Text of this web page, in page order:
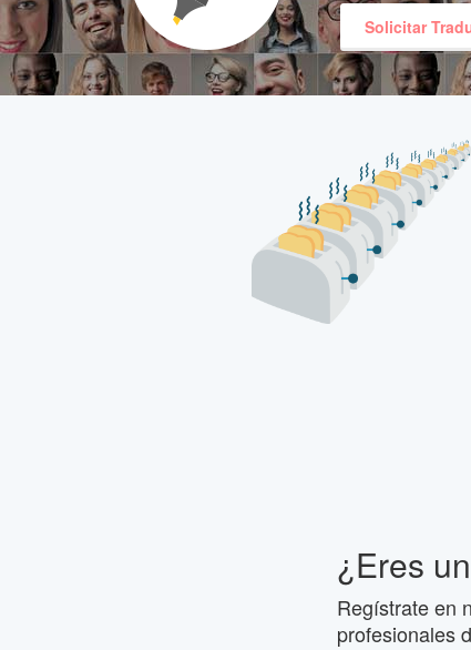
Solicitar
¿Eres
Regístrate en
profesionales